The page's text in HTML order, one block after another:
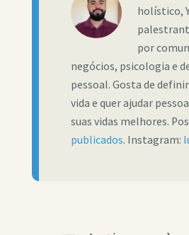
holístico,
por
negócios, psicologia e
pessoal. Gosta de
vida e quer ajudar
suas vidas melhores.
publicados. Instagram: